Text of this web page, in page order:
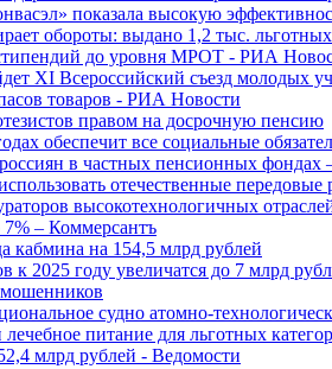
показала высокую
обороты: выдано 1,2 тыс.
до уровня МРОТ - РИА
XI Всероссийский съезд молодых
товаров - РИА Новости
правом на досрочную пенсию
обеспечит все социальные
в частных пенсионных фондах
отечественные передовые
высокотехнологичных
– Коммерсантъ
кабмина на 154,5 млрд рублей
2025 году увеличатся до 7 млрд
мошенников
судно атомно-
питание для льготных
млрд рублей - Ведомости